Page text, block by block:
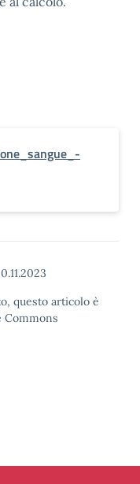
questo articolo è
Commons